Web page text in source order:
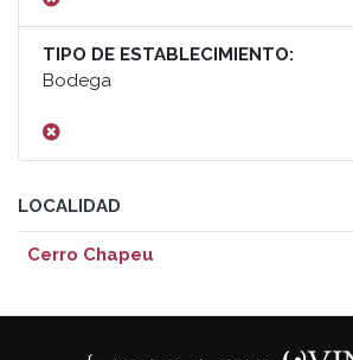
TIPO DE ESTABLECIMIENTO:
Bodega
LOCALIDAD
Cerro Chapeu